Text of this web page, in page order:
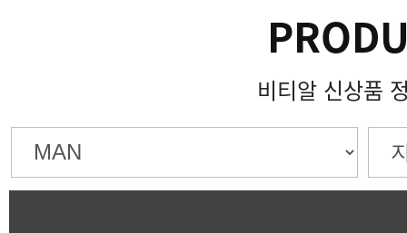
비티알 신상품